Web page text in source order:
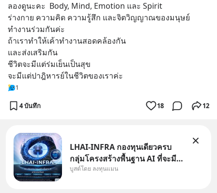
ลองดูนะคะ  Body, Mind, Emotion และ Spirit
ร่างกาย ความคิด ความรู้สึก และจิตวิญญาณของมนุษย์
ทำงานร่วมกันค่ะ
ถ้าเราทำให้เค้าทำงานสอดคล้องกัน
และส่งเสริมกัน
ชีวิตจะมีแต่ร่มเย็นเป็นสุข
จะมีแต่ปาฎิหารย์ในชีวิตของเราค่ะ
1
4 บันทึก 18 12
LHAI-INFRA กองทุนเดียวครบ
กลุ่มโครงสร้างพื้นฐาน AI ที่จะมี
งบลงทุนครั้งใหญ่ในประวัติศาสตร์
บูสต์โดย ลงทุนแมน